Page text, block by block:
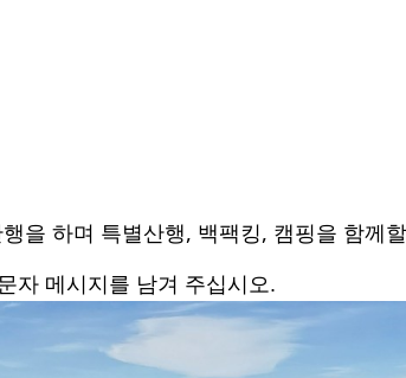
을 하며 특별산행, 백팩킹, 캠핑을 함께
자 메시지를 남겨 주십시오.